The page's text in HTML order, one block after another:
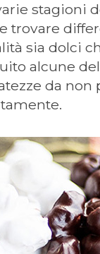
stagioni
trovare
sia dolci
alcune
da non